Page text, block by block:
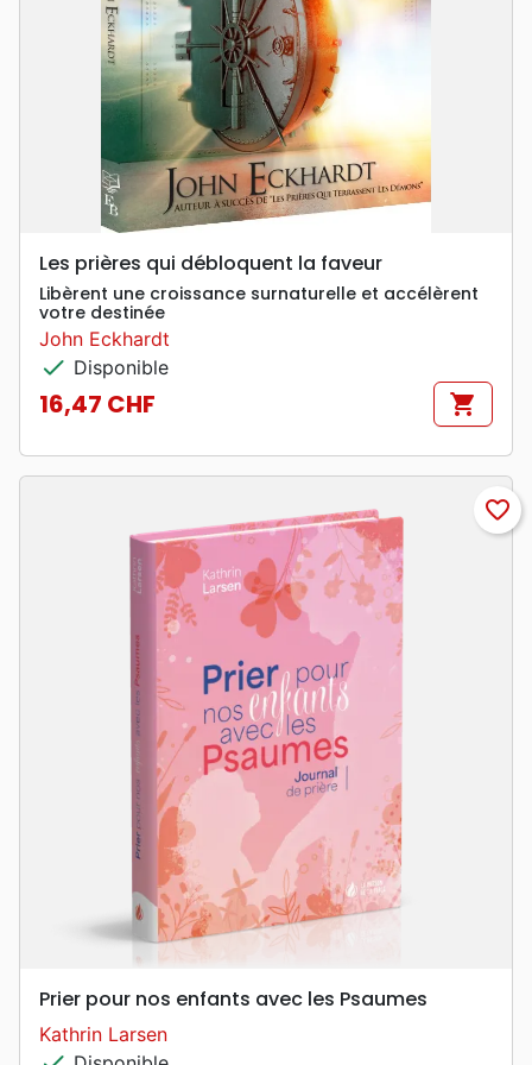
Les prières qui débloquent la faveur
Libèrent une croissance surnaturelle et accélèrent
votre destinée
John Eckhardt
check Disponible
Prix
16,47 CHF shopping_cart
favorite_border
Prier pour nos enfants avec les Psaumes
Kathrin Larsen